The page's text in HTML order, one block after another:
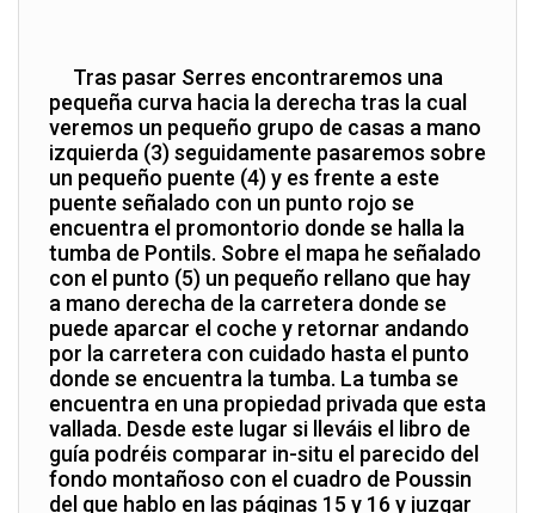
Tras pasar Serres encontraremos una
pequeña curva hacia la derecha tras la cual
veremos un pequeño grupo de casas a mano
izquierda (3) seguidamente pasaremos sobre
un pequeño puente (4) y es frente a este
puente señalado con un punto rojo se
encuentra el promontorio donde se halla la
tumba de Pontils. Sobre el mapa he señalado
con el punto (5) un pequeño rellano que hay
a mano derecha de la carretera donde se
puede aparcar el coche y retornar andando
por la carretera con cuidado hasta el punto
donde se encuentra la tumba. La tumba se
encuentra en una propiedad privada que esta
vallada. Desde este lugar si lleváis el libro de
guía podréis comparar in-situ el parecido del
fondo montañoso con el cuadro de Poussin
del que hablo en las páginas 15 y 16 y juzgar